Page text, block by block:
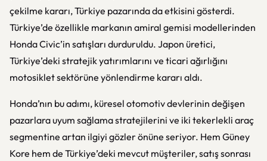
çekilme kararı, Türkiye pazarında da etkisini gösterdi.
Türkiye’de özellikle markanın amiral gemisi modellerinden
Honda Civic’in satışları durduruldu. Japon üretici,
Türkiye’deki stratejik yatırımlarını ve ticari ağırlığını
motosiklet sektörüne yönlendirme kararı aldı.
Honda’nın bu adımı, küresel otomotiv devlerinin değişen
pazarlara uyum sağlama stratejilerini ve iki tekerlekli araç
segmentine artan ilgiyi gözler önüne seriyor. Hem Güney
Kore hem de Türkiye’deki mevcut müşteriler, satış sonrası